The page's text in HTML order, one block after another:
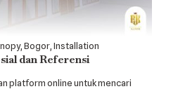
Bogor, Installation
dan Referensi
platform online untuk mencari